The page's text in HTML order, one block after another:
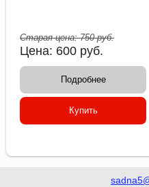
Старая цена:750руб.
Цена: 600 руб.
Подробнее
Купить